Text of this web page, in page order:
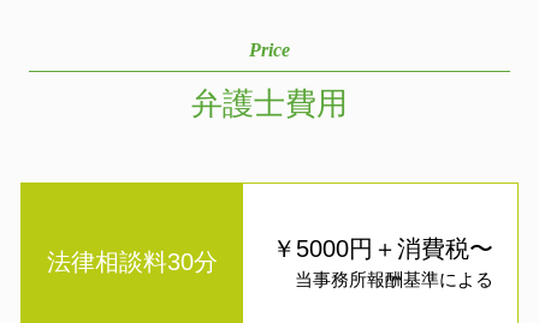
Price
弁護士費用
法律相談料30分 ￥5000円＋消費税〜
当事務所報酬基準による